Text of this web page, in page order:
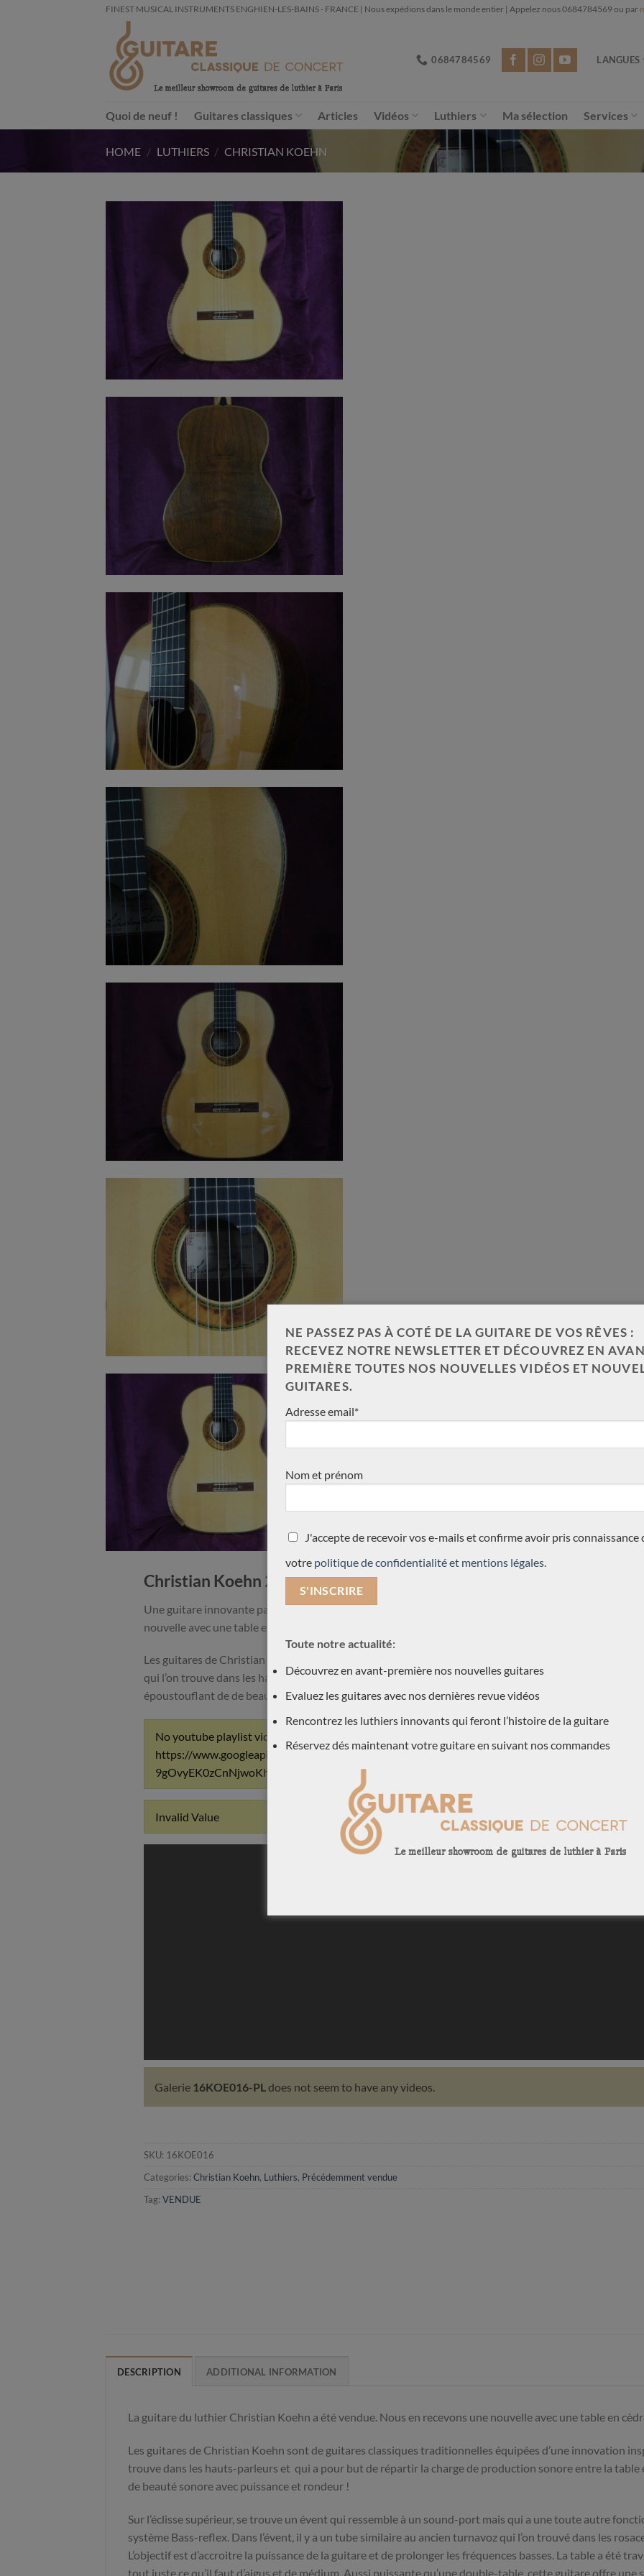
FINEST MUSICAL INSTRUMENTS ENGHIEN-LES-BAINS - FRANCE | Nous expédions dans le monde entier | Appelez nous 0684784569 ou par
0684784569 LANGUES
Quoi de neuf ! Guitares classiques Articles Vidéos Luthiers Ma sélection Services
HOME / LUTHIERS / CHRISTIAN KOEHN
Christian Koehn 2016 épicéa – Allemagne
Une guitare innovante par un luthier Berlinois de talent. La guitare du luthier Christian Koehn a été
nouvelle avec une table en cèdre en 2017 – nous contacter.
Les guitares de Christian Koehn sont de guitares classiques traditionnelles équipées d’une
qui l’on trouve dans les hauts-parleurs et qui a pour but de répartir la charge de production sonore
époustouflant de de beauté sonore avec puissance et rondeur !
No youtube playlist videos to be found - maybe API key not set ? This is the feed -
https://www.googleapis.com/youtube/v3/playlistItems?part=snippet&playlistId=PVPsd1kYR3-
Invalid Value
Galerie 16KOE016-PLdoes not seem to have any videos.
SKU: 16KOE016
Categories: Christian Koehn, Luthiers, Précédemment vendue
Tag: VENDUE
DESCRIPTION ADDITIONAL INFORMATION
La guitare du luthier Christian Koehn a été vendue. Nous en recevons une nouvelle avec une table en
Les guitares de Christian Koehn sont de guitares classiques traditionnelles équipées d’une innovation
trouve dans les hauts-parleurs et qui a pour but de répartir la charge de production sonore entre la
de beauté sonore avec puissance et rondeur !
Sur l’éclisse supérieur, se trouve un évent qui ressemble à un sound-port mais qui a une toute autre
système Bass-reflex. Dans l’évent, il y a un tube similaire au ancien turnavoz qui l’on trouvé dans les
L’objectif est d’accroitre la puissance de la guitare et de prolonger les fréquences basses. La table a été
tout juste ce qu’il faut d’aigus et de médium. Aussi puissante qu’une double-table, cette guitare offre
NE PASSEZ PAS À COTÉ DE LA GUITARE DE VOS RÊVES :
RECEVEZ NOTRE NEWSLETTER ET DÉCOUVREZ EN
PREMIÈRE TOUTES NOS NOUVELLES VIDÉOS ET
GUITARES.
Adresse email*
Nom et prénom
J'accepte de recevoir vos e-mails et confirme avoir pris connaissance
votre politique de confidentialité et mentions légales.
Toute notre actualité:
Découvrez en avant-première nos nouvelles guitares
Evaluez les guitares avec nos dernières revue vidéos
Rencontrez les luthiers innovants qui feront l’histoire de la guitare
Réservez dés maintenant votre guitare en suivant nos commandes